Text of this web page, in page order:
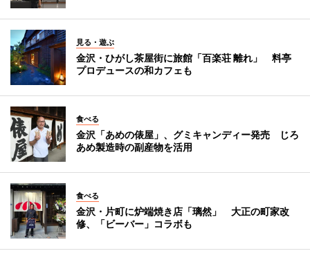
見る・遊ぶ
金沢・ひがし茶屋街に旅館「百楽荘 離れ」 料亭
プロデュースの和カフェも
食べる
金沢「あめの俵屋」、グミキャンディー発売 じろ
あめ製造時の副産物を活用
食べる
金沢・片町に炉端焼き店「璃然」 大正の町家改
修、「ビーバー」コラボも